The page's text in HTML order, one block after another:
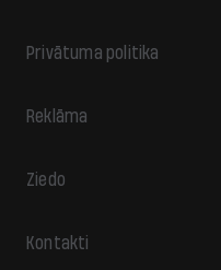
Privātuma politika
Reklāma
Ziedo
Kontakti